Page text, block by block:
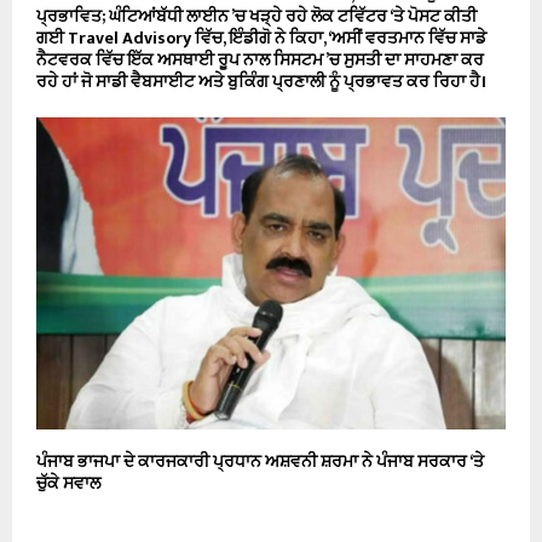
ਪ੍ਰਭਾਵਿਤ; ਘੰਟਿਆਂਬੱਧੀ ਲਾਈਨ ’ਚ ਖੜ੍ਹੇ ਰਹੇ ਲੋਕ ਟਵਿੱਟਰ ‘ਤੇ ਪੋਸਟ ਕੀਤੀ
ਗਈ Travel Advisory ਵਿੱਚ, ਇੰਡੀਗੋ ਨੇ ਕਿਹਾ, ‘ਅਸੀਂ ਵਰਤਮਾਨ ਵਿੱਚ ਸਾਡੇ
ਨੈਟਵਰਕ ਵਿੱਚ ਇੱਕ ਅਸਥਾਈ ਰੂਪ ਨਾਲ ਸਿਸਟਮ ’ਚ ਸੁਸਤੀ ਦਾ ਸਾਹਮਣਾ ਕਰ
ਰਹੇ ਹਾਂ ਜੋ ਸਾਡੀ ਵੈਬਸਾਈਟ ਅਤੇ ਬੁਕਿੰਗ ਪ੍ਰਣਾਲੀ ਨੂੰ ਪ੍ਰਭਾਵਤ ਕਰ ਰਿਹਾ ਹੈ।
ਪੰਜਾਬ ਭਾਜਪਾ ਦੇ ਕਾਰਜਕਾਰੀ ਪ੍ਰਧਾਨ ਅਸ਼ਵਨੀ ਸ਼ਰਮਾ ਨੇ ਪੰਜਾਬ ਸਰਕਾਰ ‘ਤੇ
ਚੁੱਕੇ ਸਵਾਲ